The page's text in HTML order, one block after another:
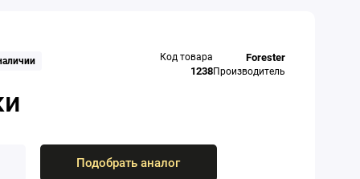
Код товара
1238
Forester
Производитель
Подобрать аналог